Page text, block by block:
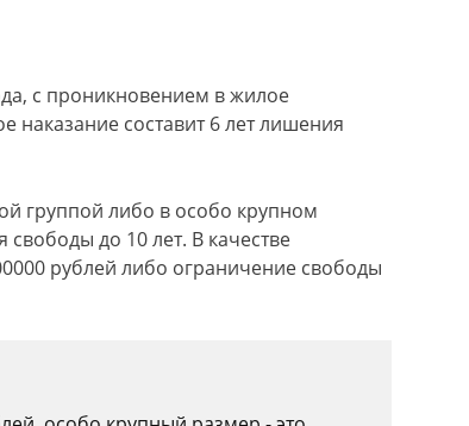
с проникновением в жилое
составит 6 лет лишения
группой либо в особо крупном
до 10 лет. В качестве
рублей либо ограничение свободы